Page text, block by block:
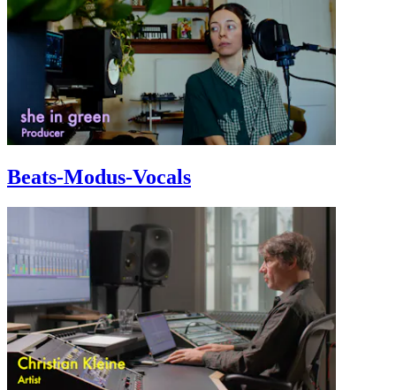
Beats-Modus-Vocals